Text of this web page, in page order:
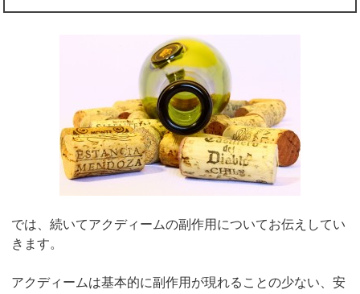
では、続いてアクディームの副作用についてお伝えしてい
きます。
アクディームは基本的に副作用が現れることの少ない、安